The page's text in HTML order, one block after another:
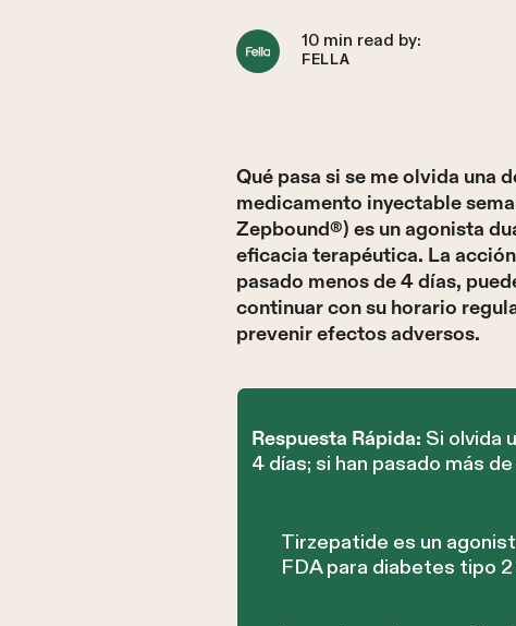
10min read by:
FELLA
Qué pasa si se me olvida una
medicamento inyectable
Zepbound®) es un agonista
eficacia terapéutica. La
pasado menos de 4 días,
continuar con su horario
prevenir efectos adversos.
Respuesta Rápida: Si olvida
4 días; si han pasado más
Tirzepatide es un
FDA para diabetes tipo